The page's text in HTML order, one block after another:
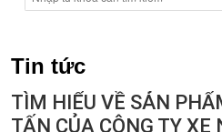
Tin tức
TÌM HIỂU VỀ SẢN
TẤN CỦA CÔNG TY